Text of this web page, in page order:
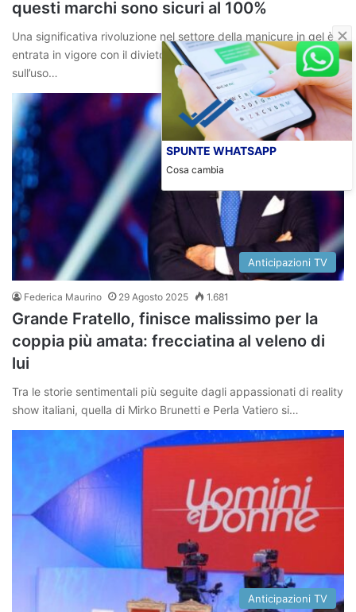
questi marchi sono sicuri al 100%
Una significativa rivoluzione nel settore della manicure in gel è
entrata in vigore con il divieto imposto dall’Unione Europea
sull’uso…
Anticipazioni TV
Federica Maurino 29 Agosto 2025 1.681
Grande Fratello, finisce malissimo per la
coppia più amata: frecciatina al veleno di
lui
Tra le storie sentimentali più seguite dagli appassionati di reality
show italiani, quella di Mirko Brunetti e Perla Vatiero si…
Anticipazioni TV
SPUNTE WHATSAPP
Cosa cambia